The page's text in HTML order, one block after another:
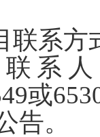
联系方
系人
或
告。